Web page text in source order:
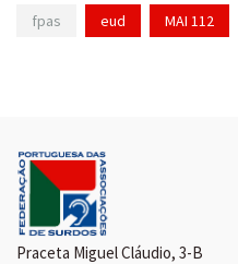
fpas eud MAI 112
Praceta Miguel Cláudio, 3-B